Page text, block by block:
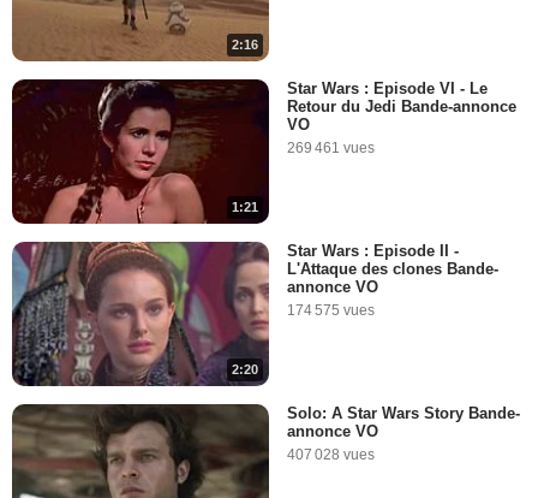
10:59
1:11
Poe Dameron et BB8 ont un
message pour vous !
0:46
Daisy Ridley vous remercie
depuis le tournage de Star
The Big Fan Theory -
2:16
1:21
Star Wars : Episode VI - Le
Retour du Jedi Bande-annonce
VO
269 461 vues
2:20
Star Wars : Episode II -
L'Attaque des clones Bande-
annonce VO
174 575 vues
Solo: A Star Wars Story Bande-
annonce VO
407 028 vues